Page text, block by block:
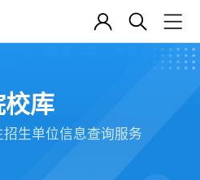
校库
生单位信息查询服务